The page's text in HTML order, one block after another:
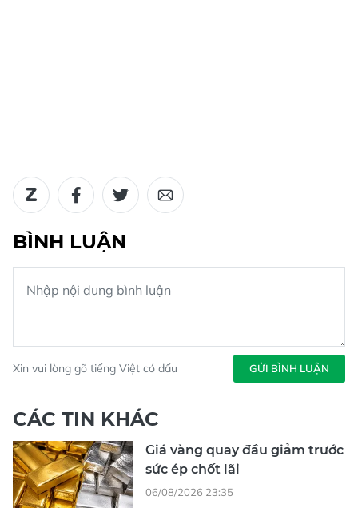
BÌNH LUẬN
Xin vui lòng gõ tiếng Việt có dấu GỬI BÌNH LUẬN
CÁC TIN KHÁC
Giá vàng quay đầu giảm trước
sức ép chốt lãi
06/08/2026 23:35